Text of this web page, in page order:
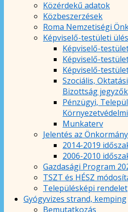
Közérdekű adatok
Közbeszerzések
Roma Nemzetiségi
Képviselő-testületi
Képviselő-
Képviselő-
Képviselő-
Szociális,
Bizottság
Pénzügyi,
Munkaterv
Jelentés az
2014-2019
2006-2010
Gazdasági Program
TSZT és HÉSZ
Településképi rendelet
Gyógyvizes strand, kemping
Bemutatkozás